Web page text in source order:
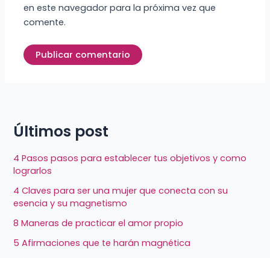
en este navegador para la próxima vez que
comente.
Últimos post
4 Pasos pasos para establecer tus objetivos y como
lograrlos
4 Claves para ser una mujer que conecta con su
esencia y su magnetismo
8 Maneras de practicar el amor propio
5 Afirmaciones que te harán magnética